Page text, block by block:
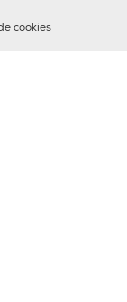
cookies